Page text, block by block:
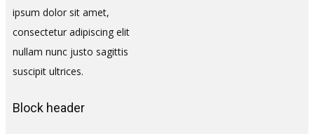
ipsum dolor sit amet,
consectetur adipiscing elit
nullam nunc justo sagittis
suscipit ultrices.
Block header